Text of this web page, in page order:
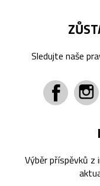
Sledujte naše
Výběr příspěvků